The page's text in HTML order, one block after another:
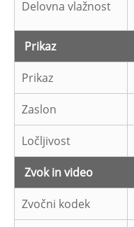
Delovna vlažnost
Prikaz
Prikaz
Zaslon
Ločljivost
Zvok in video
Zvočni kodek